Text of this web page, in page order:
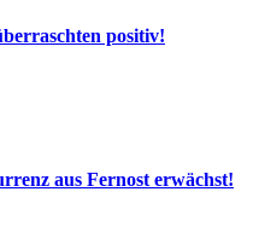
positiv!
aus Fernost erwächst!